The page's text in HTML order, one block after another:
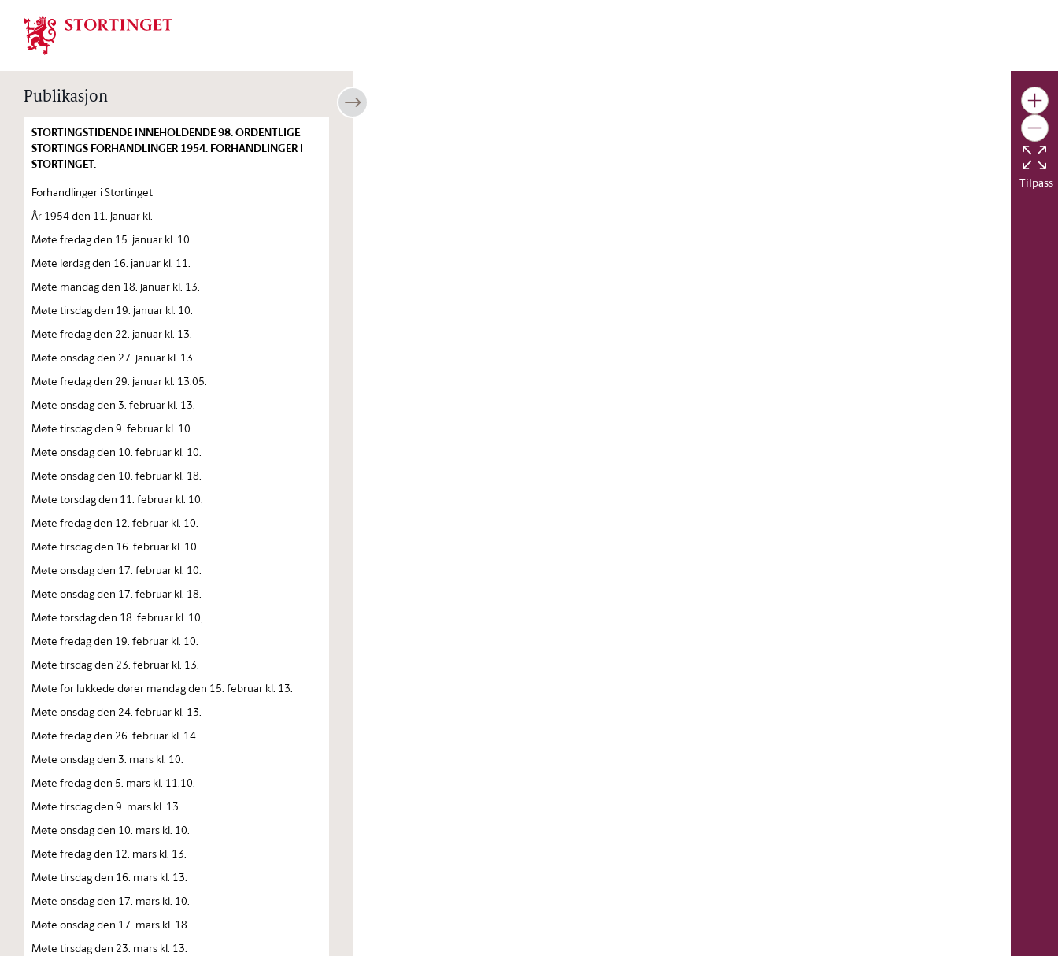
Stortinget.no
Publikasjon
STORTINGSTIDENDE INNEHOLDENDE 98. ORDENTLIGE
STORTINGS FORHANDLINGER 1954. FORHANDLINGER I
STORTINGET.
Forhandlinger i Stortinget
År 1954 den 11. januar kl.
Møte fredag den 15. januar kl. 10.
Møte lørdag den 16. januar kl. 11.
Møte mandag den 18. januar kl. 13.
Møte tirsdag den 19. januar kl. 10.
Møte fredag den 22. januar kl. 13.
Møte onsdag den 27. januar kl. 13.
Møte fredag den 29. januar kl. 13.05.
Møte onsdag den 3. februar kl. 13.
Møte tirsdag den 9. februar kl. 10.
Møte onsdag den 10. februar kl. 10.
Møte onsdag den 10. februar kl. 18.
Møte torsdag den 11. februar kl. 10.
Møte fredag den 12. februar kl. 10.
Møte tirsdag den 16. februar kl. 10.
Møte onsdag den 17. februar kl. 10.
Møte onsdag den 17. februar kl. 18.
Møte torsdag den 18. februar kl. 10,
Møte fredag den 19. februar kl. 10.
Møte tirsdag den 23. februar kl. 13.
Møte for lukkede dører mandag den 15. februar kl. 13.
Møte onsdag den 24. februar kl. 13.
Møte fredag den 26. februar kl. 14.
Møte onsdag den 3. mars kl. 10.
Møte fredag den 5. mars kl. 11.10.
Møte tirsdag den 9. mars kl. 13.
Møte onsdag den 10. mars kl. 10.
Møte fredag den 12. mars kl. 13.
Møte tirsdag den 16. mars kl. 13.
Møte onsdag den 17. mars kl. 10.
Møte onsdag den 17. mars kl. 18.
Møte tirsdag den 23. mars kl. 13.